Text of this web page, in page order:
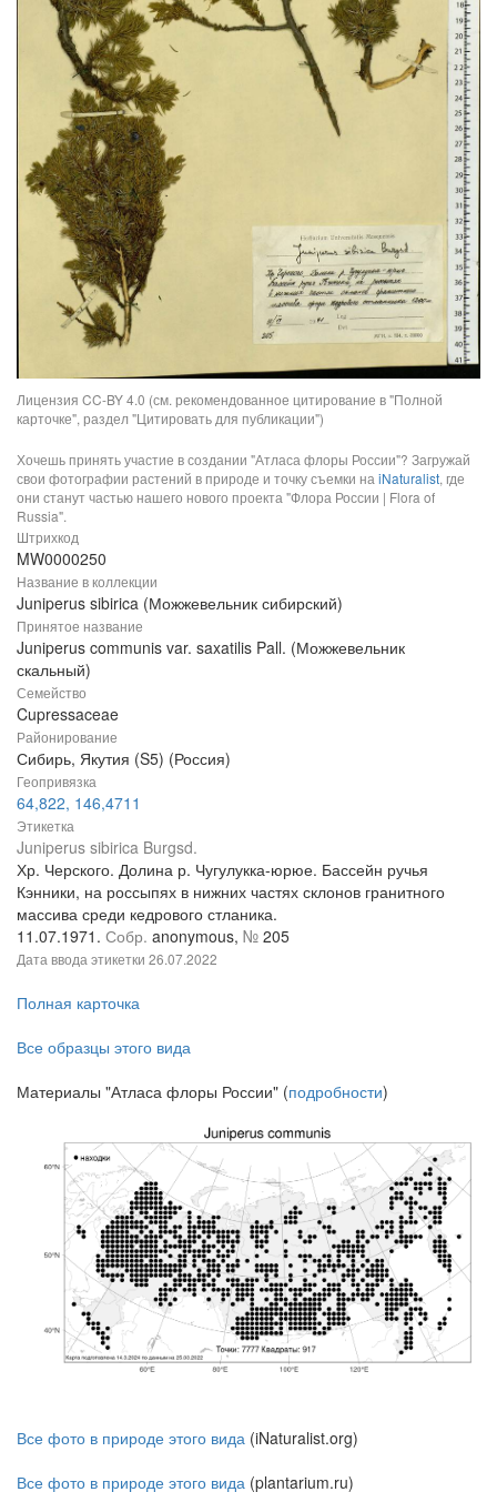
Лицензия CC-BY 4.0 (см. рекомендованное цитирование в "Полной
карточке", раздел "Цитировать для публикации")
Хочешь принять участие в создании "Атласа флоры России"? Загружай
свои фотографии растений в природе и точку съемки на iNaturalist, где
они станут частью нашего нового проекта "Флора России | Flora of
Russia".
Штрихкод
MW0000250
Название в коллекции
Juniperus sibirica (Можжевельник сибирский)
Принятое название
Juniperus communis var. saxatilis Pall. (Можжевельник
скальный)
Семейство
Cupressaceae
Районирование
Сибирь, Якутия (S5) (Россия)
Геопривязка
64,822, 146,4711
Этикетка
Juniperus sibirica Burgsd.
Хр. Черского. Долина р. Чугулукка-юрюе. Бассейн ручья
Кэнники, на россыпях в нижних частях склонов гранитного
массива среди кедрового стланика.
11.07.1971. Собр. anonymous, № 205
Дата ввода этикетки 26.07.2022
Полная карточка
Все образцы этого вида
Материалы "Атласа флоры России" (подробности)
Все фото в природе этого вида (iNaturalist.org)
Все фото в природе этого вида (plantarium.ru)